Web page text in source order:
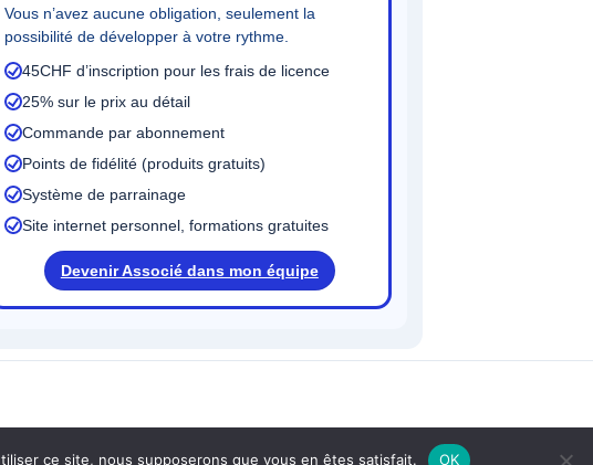
Vous n’avez aucune obligation, seulement la
possibilité de développer à votre rythme.
45CHF d’inscription pour les frais de licence
25% sur le prix au détail
Commande par abonnement
Points de fidélité (produits gratuits)
Système de parrainage
Site internet personnel, formations gratuites
Devenir Associé dans mon équipe
byDigital Innov
ce site, nous supposerons que vous en êtes satisfait. OK